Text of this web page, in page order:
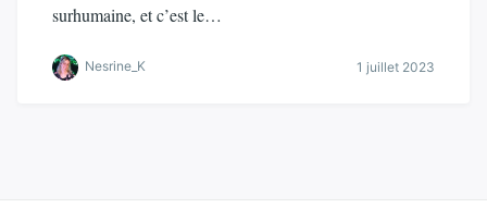
surhumaine, et c’est le…
Nesrine_K 1 juillet 2023